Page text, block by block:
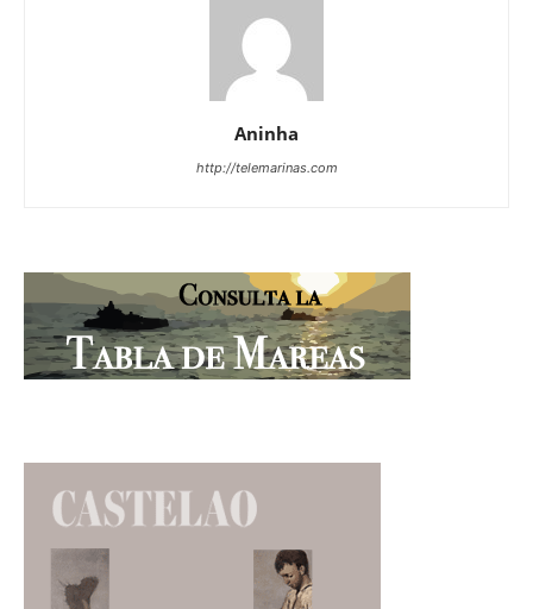
Aninha
http://telemarinas.com